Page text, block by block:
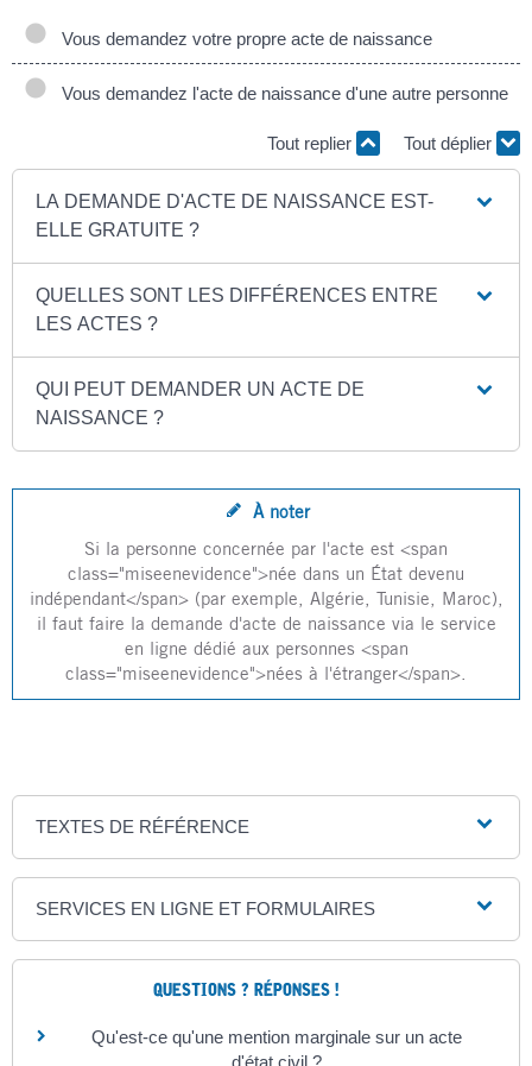
Vous demandez votre propre acte de naissance
Vous demandez l'acte de naissance d'une autre personne
Tout replier Tout déplier
LA DEMANDE D'ACTE DE NAISSANCE EST-
ELLE GRATUITE ?
QUELLES SONT LES DIFFÉRENCES ENTRE
LES ACTES ?
QUI PEUT DEMANDER UN ACTE DE
NAISSANCE ?
À noter
Si la personne concernée par l'acte est <span
class="miseenevidence">née dans un État devenu
indépendant</span> (par exemple, Algérie, Tunisie, Maroc),
il faut faire la demande d'acte de naissance via le service
en ligne dédié aux personnes <span
class="miseenevidence">nées à l'étranger</span>.
TEXTES DE RÉFÉRENCE
SERVICES EN LIGNE ET FORMULAIRES
QUESTIONS ? RÉPONSES !
Qu'est-ce qu'une mention marginale sur un acte
d'état civil ?